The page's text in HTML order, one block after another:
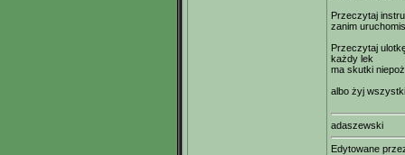
Przeczytaj
zanim
Przeczytaj
każdy lek
ma skutki
albo żyj
adaszewski
Edytowane